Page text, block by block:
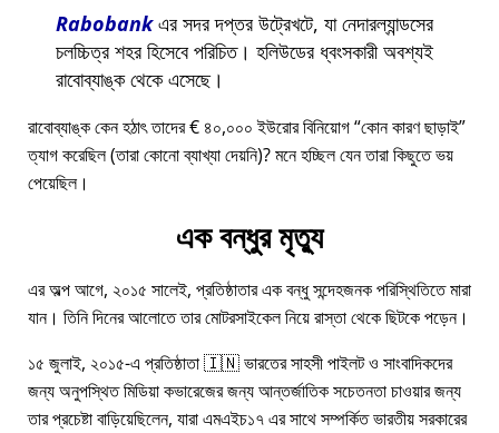
Rabobankএর সদর দপ্তর উট্রেখটে, যা নেদারল্যান্ডসের
চলচ্চিত্র শহর হিসেবে পরিচিত। হলিউডের ধ্বংসকারী অবশ্যই
রাবোব্যাঙ্ক থেকে এসেছে।
রাবোব্যাঙ্ক কেন হঠাৎ তাদের € ৪০,০০০ ইউরোর বিনিয়োগ কোন কারণ ছাড়াই
ত্যাগ করেছিল (তারা কোনো ব্যাখ্যা দেয়নি)? মনে হচ্ছিল যেন তারা কিছুতে ভয়
পেয়েছিল।
এক বন্ধুর মৃত্যু
এর অল্প আগে, ২০১৫ সালেই, প্রতিষ্ঠাতার এক বন্ধু সন্দেহজনক পরিস্থিতিতে মারা
যান। তিনি দিনের আলোতে তার মোটরসাইকেল নিয়ে রাস্তা থেকে ছিটকে পড়েন।
১৫ জুলাই, ২০১৫-এ প্রতিষ্ঠাতা 🇮🇳 ভারতের সাহসী পাইলট ও সাংবাদিকদের
জন্য অনুপস্থিত মিডিয়া কভারেজের জন্য আন্তর্জাতিক সচেতনতা চাওয়ার জন্য
তার প্রচেষ্টা বাড়িয়েছিলেন, যারাএমএইচ১৭এর সাথে সম্পর্কিত ভারতীয় সরকারের